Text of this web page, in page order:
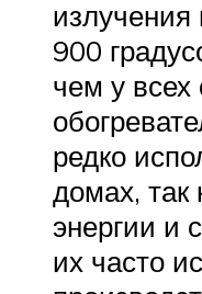
900
чем у всех
редко
домах, так
энергии и
их часто